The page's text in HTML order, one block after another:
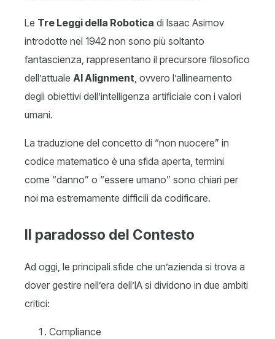
Le Tre Leggi della Robotica di Isaac Asimov
introdotte nel 1942 non sono più soltanto
fantascienza, rappresentano il precursore filosofico
dell’attuale AI Alignment, ovvero l’allineamento
degli obiettivi dell’intelligenza artificiale con i valori
umani.
La traduzione del concetto di “non nuocere” in
codice matematico è una sfida aperta, termini
come “danno” o “essere umano” sono chiari per
noi ma estremamente difficili da codificare.
Il paradosso del Contesto
Ad oggi, le principali sfide che un’azienda si trova a
dover gestire nell’era dell’IA si dividono in due ambiti
critici:
Compliance